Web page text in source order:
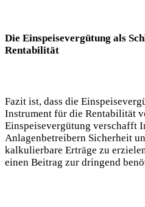
Die Einspeisevergütung als
Rentabilität
Fazit ist, dass die
Instrument für die Rentabilität
Einspeisevergütung verschafft
Anlagenbetreibern Sicherheit
kalkulierbare Erträge zu
einen Beitrag zur dringend